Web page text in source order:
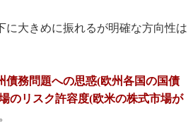
に大きめに振れるが明確な方向性は
債務問題への思惑(欧州各国の国債
のリスク許容度(欧米の株式市場が